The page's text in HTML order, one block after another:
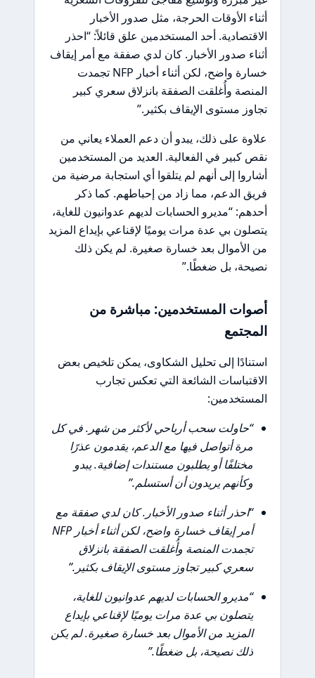
أثناء الأوقات الحرجة، مثل صدور الأخبار
الاقتصادية. أحد المستخدمين علق قائلاً: “احذر
أثناء صدور الأخبار. كان لدي صفقة مع أمر إيقاف
خسارة واضح، لكن أثناء أخبار NFP تجمدت
المنصة وأُغلقت الصفقة بانزلاق سعري كبير
تجاوز مستوى الإيقاف بكثير.”
علاوة على ذلك، يبدو أن دعم العملاء يعاني من
نقص كبير في الفعالية. العديد من المستخدمين
أشاروا إلى أنهم لم يتلقوا أي استجابة مرضية من
فريق الدعم، مما زاد من إحباطهم. كما ذكر
أحدهم: “مديرو الحسابات لديهم عدوانيون للغاية،
يتصلون بي عدة مرات يوميًا لإقناعي بإيداع المزيد
من الأموال بعد خسارة صغيرة. لم يكن ذلك
نصيحة، بل ضغطًا.”
أصوات المستخدمين: مباشرة من
المجتمع
استنادًا إلى تحليل الشكاوى، يمكن تلخيص بعض
الاقتباسات الشائعة التي تعكس تجارب
المستخدمين:
“حاولت سحب أرباحي لأكثر من شهر. في كل
مرة أتواصل فيها مع الدعم، يقدمون عذرًا
مختلفًا أو يطلبون مستندات إضافية. يبدو
وكأنهم يريدون أن أستسلم.”
“احذر أثناء صدور الأخبار. كان لدي صفقة مع
أمر إيقاف خسارة واضح، لكن أثناء أخبار NFP
تجمدت المنصة وأُغلقت الصفقة بانزلاق
سعري كبير تجاوز مستوى الإيقاف بكثير.”
“مديرو الحسابات لديهم عدوانيون للغاية،
يتصلون بي عدة مرات يوميًا لإقناعي بإيداع
المزيد من الأموال بعد خسارة صغيرة. لم يكن
ذلك نصيحة، بل ضغطًا.”